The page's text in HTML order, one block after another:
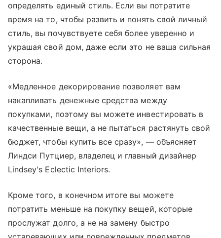
определять единый стиль. Если вы потратите
время на то, чтобы развить и понять свой личный
стиль, вы почувствуете себя более уверенно и
украшая свой дом, даже если это не ваша сильная
сторона.
«Медленное декорирование позволяет вам
накапливать денежные средства между
покупками, поэтому вы можете инвестировать в
качественные вещи, а не пытаться растянуть свой
бюджет, чтобы купить все сразу», — объясняет
Линдси Путциер, владелец и главный дизайнер
Lindsey's Eclectic Interiors.
Кроме того, в конечном итоге вы можете
потратить меньше на покупку вещей, которые
прослужат долго, а не на замену быстро